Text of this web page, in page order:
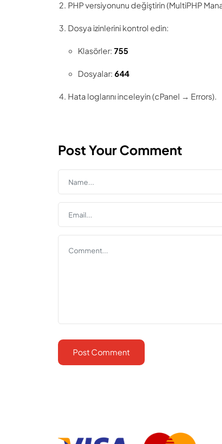
PHP versiyonunu değiştirin (MultiPHP
Dosya izinlerini kontrol edin:
Klasörler: 755
Dosyalar: 644
Hata loglarını inceleyin (cPanel → Errors).
Post Your Comment